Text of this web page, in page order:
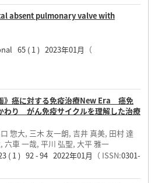
absent pulmonary valve with
65 ( 1 ) 2023年01月 （
》癌に対する免疫治療New Era 癌免
わり がん免疫サイクルを理解した治療
惣大, 三木 友一朗, 吉井 真美, 田村 達
六車 一哉, 平川 弘聖, 大平 雅一
( 1 ) 92 - 94 2022年01月 （ ISSN:0301-